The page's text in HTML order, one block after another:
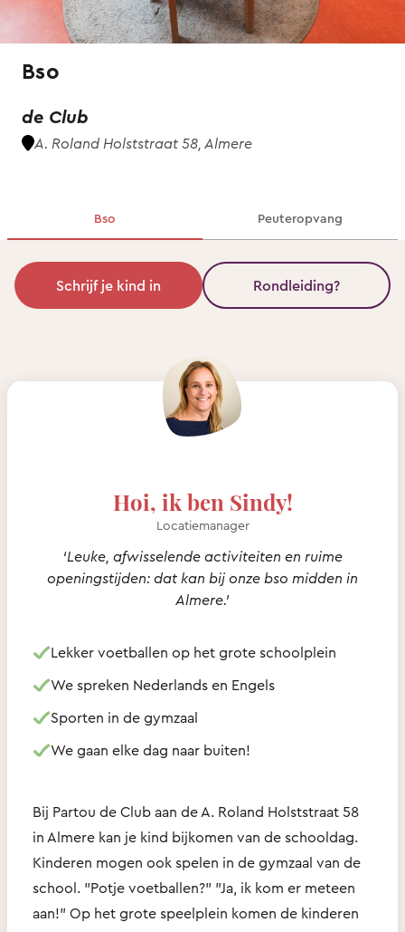
Bso
de Club
A. Roland Holststraat 58, Almere
Bso Peuteropvang
Schrijf je kind in Rondleiding?
Hoi, ik ben Sindy!
Locatiemanager
‘Leuke, afwisselende activiteiten en ruime
openingstijden: dat kan bij onze bso midden in
Almere.’
Lekker voetballen op het grote schoolplein
We spreken Nederlands en Engels
Sporten in de gymzaal
We gaan elke dag naar buiten!
Bij Partou de Club aan de A. Roland Holststraat 58
in Almere kan je kind bijkomen van de schooldag.
Kinderen mogen ook spelen in de gymzaal van de
school. "Potje voetballen?" "Ja, ik kom er meteen
aan!" Op het grote speelplein komen de kinderen